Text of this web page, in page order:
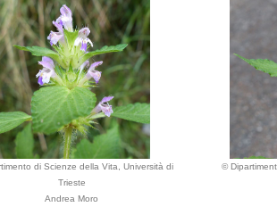
di Scienze della Vita, Università di
Trieste
Andrea Moro
©